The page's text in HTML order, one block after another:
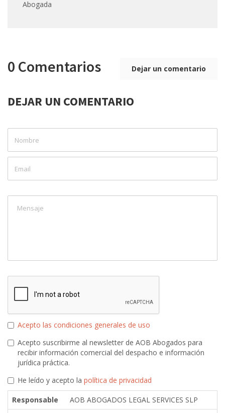
Abogada
0 Comentarios Dejar un comentario
DEJAR UN COMENTARIO
Acepto las condiciones generales de uso
Acepto suscribirme al newsletter de AOB Abogados para
recibir información comercial del despacho e información
jurídica práctica.
He leído y acepto la política de privacidad
Responsable
AOB ABOGADOS LEGAL SERVICES SLP